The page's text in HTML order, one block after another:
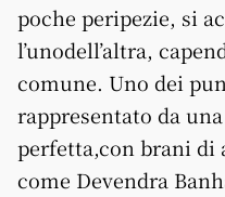
poche peripezie, si
l’unodell’altra,
comune. Uno dei
rappresentato da
perfetta,con brani
come Devendra